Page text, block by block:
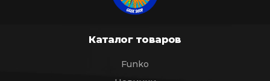
Каталог товаров
Funko